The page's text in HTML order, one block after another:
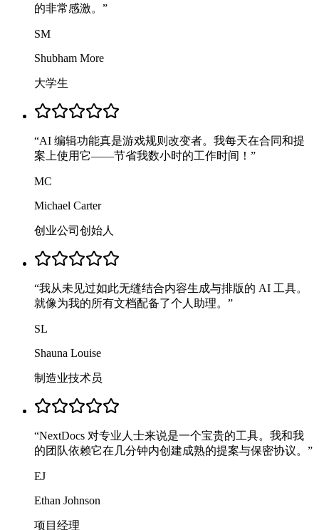
的非常感激。 ”
SM
Shubham More
大学生
“AI 编辑功能真是游戏规则改变者。我每天在合同和提
案上使用它——节省我数小时的工作时间！ ”
MC
Michael Carter
创业公司创始人
“我从未见过如此无缝结合内容生成与排版的 AI 工具。
就像为我的所有文档配备了个人助理。 ”
SL
Shauna Louise
制造业技术员
“NextDocs 对专业人士来说是一个宝贵的工具。我和我
的团队依赖它在几分钟内创建成熟的提案与保密协议。 ”
EJ
Ethan Johnson
项目经理